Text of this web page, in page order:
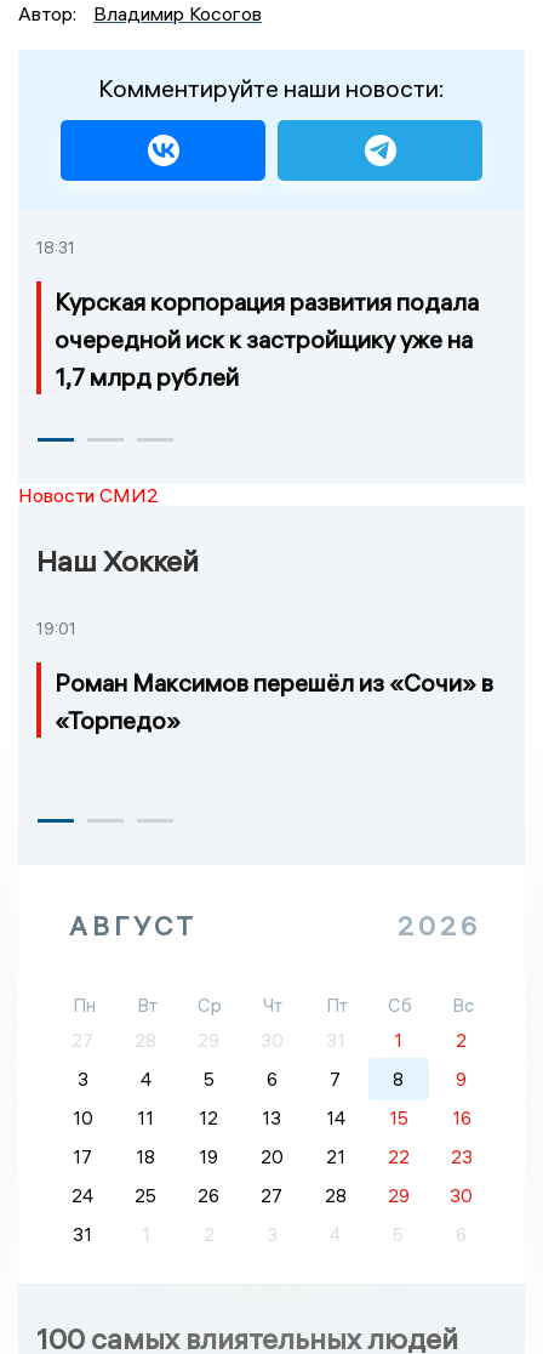
Автор: Владимир Косогов
Комментируйте наши новости:
18:31
Курская корпорация развития подала
очередной иск к застройщику уже на
1,7 млрд рублей
Новости СМИ2
Наш Хоккей
19:01
Роман Максимов перешёл из «Сочи» в
«Торпедо»
АВГУСТ 2026
Пн Вт Ср Чт Пт Сб
Вс
27
28 29 30 31 1
2
3
4 5 6 7 8
9
10
11 12 13 14 15
16
17
18 19 20 21 22
23
24
25 26 27 28 29
30
31
1 2 3 4 5 6
100 самых влиятельных людей